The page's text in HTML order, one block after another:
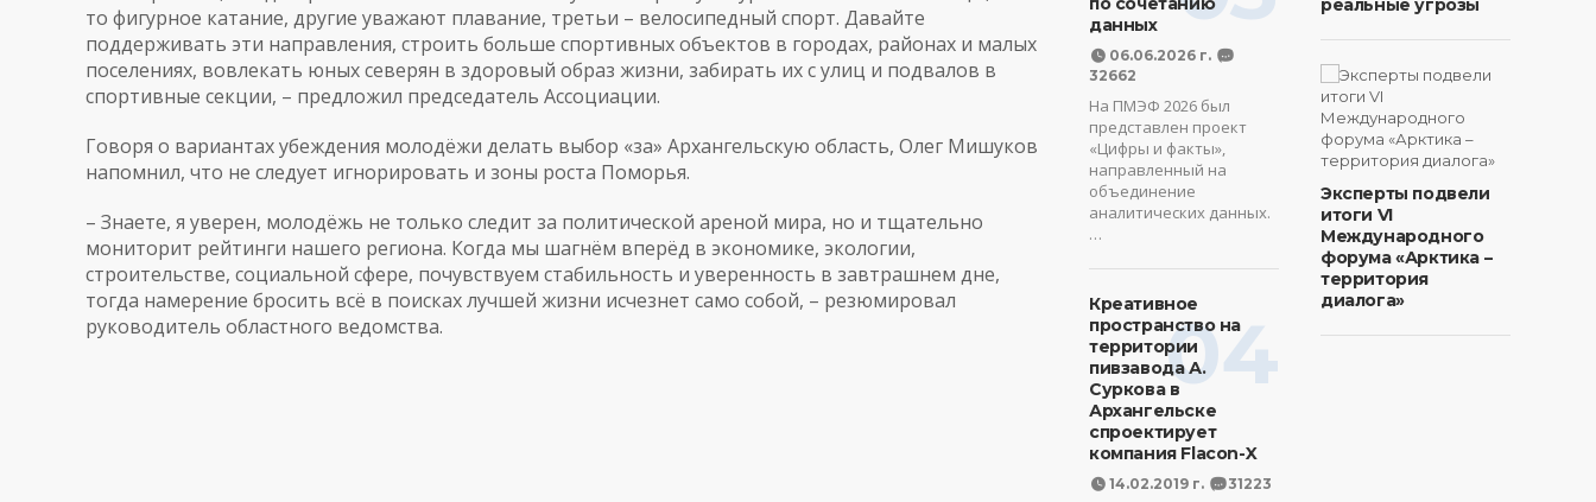
то фигурное катание, другие уважают плавание, третьи – велосипедный спорт. Давайте
поддерживать эти направления, строить больше спортивных объектов в городах, районах и малых
поселениях, вовлекать юных северян в здоровый образ жизни, забирать их с улиц и подвалов в
спортивные секции, – предложил председатель Ассоциации.
Говоря о вариантах убеждения молодёжи делать выбор «за» Архангельскую область, Олег Мишуков
напомнил, что не следует игнорировать и зоны роста Поморья.
– Знаете, я уверен, молодёжь не только следит за политической ареной мира, но и тщательно
мониторит рейтинги нашего региона. Когда мы шагнём вперёд в экономике, экологии,
строительстве, социальной сфере, почувствуем стабильность и уверенность в завтрашнем дне,
тогда намерение бросить всё в поисках лучшей жизни исчезнет само собой, – резюмировал
руководитель областного ведомства.
данных
06.06.2026 г.
32662
На ПМЭФ 2026 был
представлен проект
«Цифры и факты»,
направленный на
объединение
аналитических данных.
…
04
Креативное
пространство на
территории
пивзавода А.
Суркова в
Архангельске
спроектирует
компания Flacon-X
14.02.2019 г. 31223
реальные угрозы
Эксперты подвели
итоги VI
Международного
форума «Арктика –
территория
диалога»